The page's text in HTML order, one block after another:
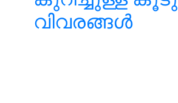
വിവരങ്ങൾ